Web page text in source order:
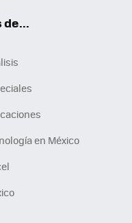
de...
en México